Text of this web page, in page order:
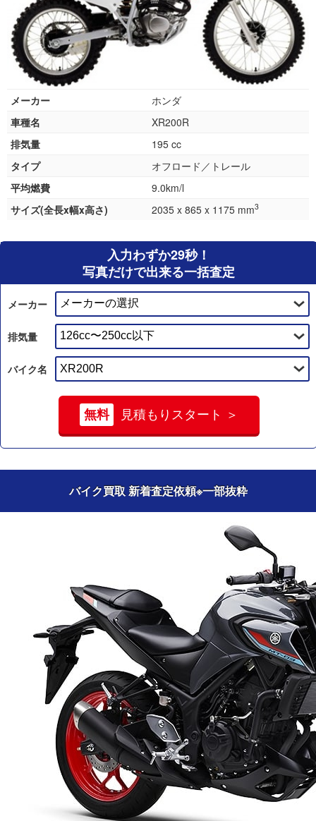
メーカー
ホンダ
車種名
XR200R
排気量
195 cc
タイプ
オフロード／トレール
平均燃費
9.0km/l
サイズ(全長x幅x高さ)
2035 x 865 x 1175 mm3
入力わずか29秒！
写真だけで出来る一括査定
メーカー
排気量
バイク名
無料 見積もりスタート ＞
バイク買取 新着査定依頼※一部抜粋